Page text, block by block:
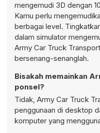
mengemudi 3D dengan
Kamu perlu
berbagai level.
dalam simulator
Army Car Truck
bersenang-senanglah.
Bisakah memainkan
ponsel?
Tidak, Army Car Truck
penggunaan di desktop
komputer yang